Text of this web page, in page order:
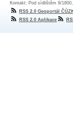
Kontakt: Pod sídlištěm 9/
RSS 2.0 Geoportál
RSS 2.0 Aplikace